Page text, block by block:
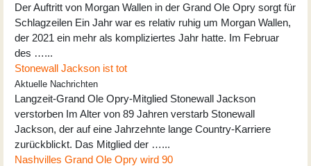
Der Auftritt von Morgan Wallen in der Grand Ole Opry sorgt für
Schlagzeilen Ein Jahr war es relativ ruhig um Morgan Wallen,
der 2021 ein mehr als kompliziertes Jahr hatte. Im Februar
des …...
Stonewall Jackson ist tot
Aktuelle Nachrichten
Langzeit-Grand Ole Opry-Mitglied Stonewall Jackson
verstorben Im Alter von 89 Jahren verstarb Stonewall
Jackson, der auf eine Jahrzehnte lange Country-Karriere
zurückblickt. Das Mitglied der …...
Nashvilles Grand Ole Opry wird 90